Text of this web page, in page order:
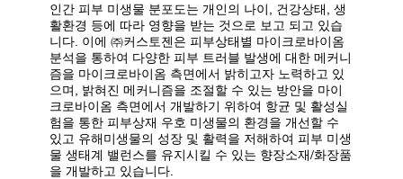
인간 피부 미생물 분포도는 개인의 나이, 건강상태, 생
활환경 등에 따라 영향을 받는 것으로 보고 되고 있습
니다. 이에 ㈜커스토젠은 피부상태별 마이크로바이옴
분석을 통하여 다양한 피부 트러블 발생에 대한 메커니
즘을 마이크로바이옴 측면에서 밝히고자 노력하고 있
으며, 밝혀진 메커니즘을 조절할 수 있는 방안을 마이
크로바이옴 측면에서 개발하기 위하여 항균 및 활성실
험을 통한 피부상재 우호 미생물의 환경을 개선할 수
있고 유해미생물의 성장 및 활력을 저해하여 피부 미생
물 생태계 밸런스를 유지시킬 수 있는 향장소재/화장품
을 개발하고 있습니다.